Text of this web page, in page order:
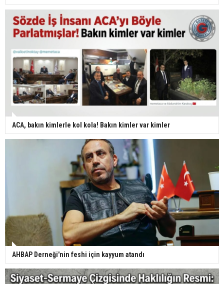
ACA, bakın kimlerle kol kola! Bakın kimler var kimler
AHBAP Derneği'nin feshi için kayyum atandı